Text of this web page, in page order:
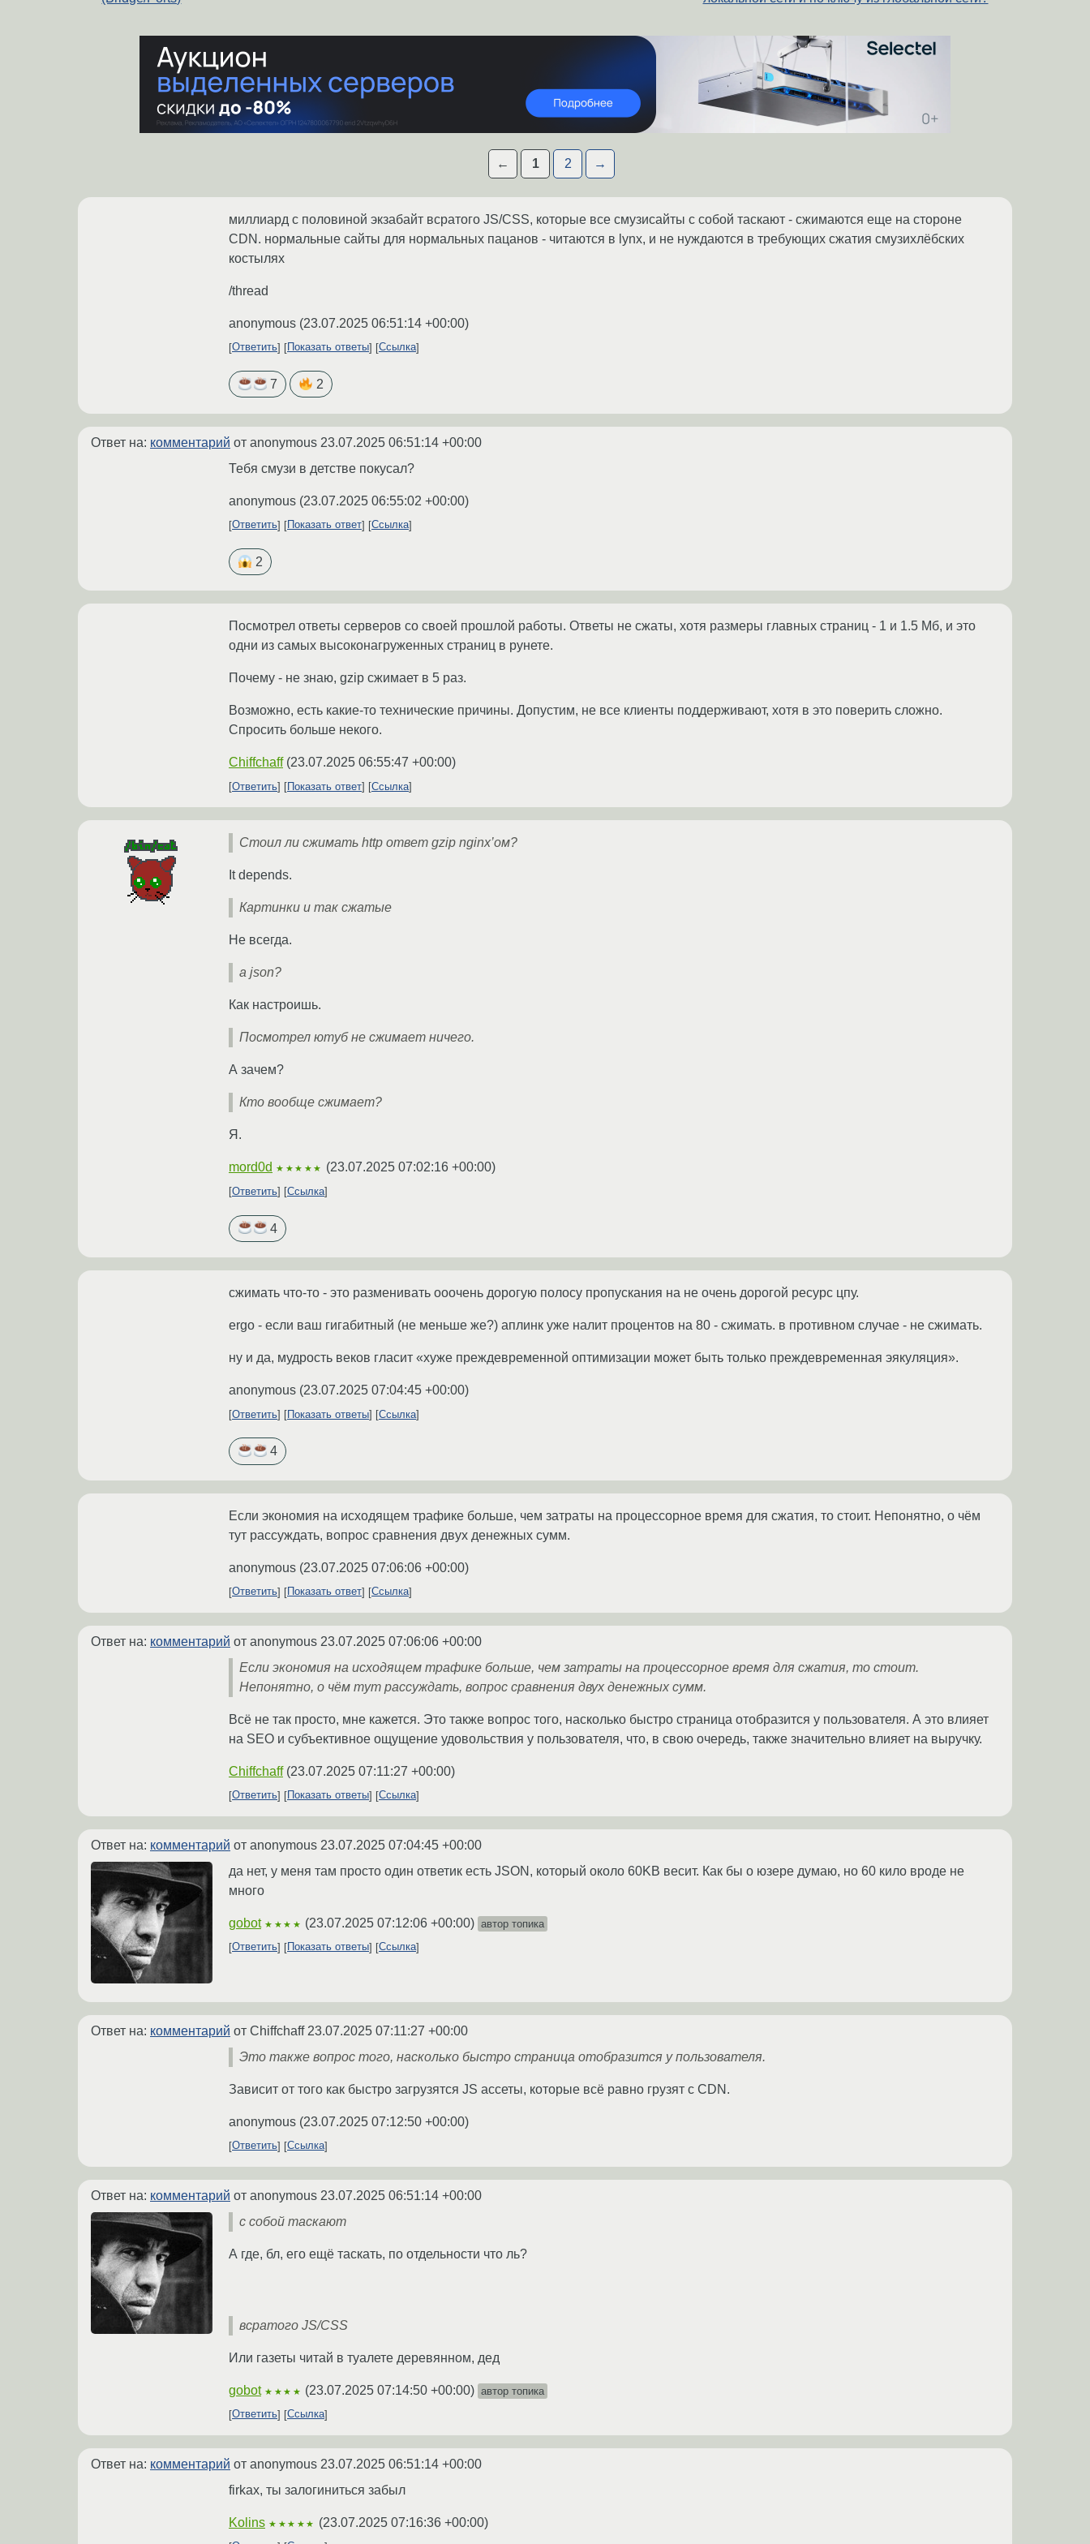
← 1 2 →
миллиард с половиной экзабайт всратого JS/CSS, которые все смузисайты с собой таскают - сжимаются еще на стороне
CDN. нормальные сайты для нормальных пацанов - читаются в lynx, и не нуждаются в требующих сжатия смузихлёбских
костылях
/thread
anonymous (23.07.2025 06:51:14 +00:00)
Ответить Показать ответы Ссылка
7 2
Ответ на: комментарий от anonymous 23.07.2025 06:51:14 +00:00
Тебя смузи в детстве покусал?
anonymous (23.07.2025 06:55:02 +00:00)
Ответить Показать ответ Ссылка
2
Посмотрел ответы серверов со своей прошлой работы. Ответы не сжаты, хотя размеры главных страниц - 1 и 1.5 Мб, и это
одни из самых высоконагруженных страниц в рунете.
Почему - не знаю, gzip сжимает в 5 раз.
Возможно, есть какие-то технические причины. Допустим, не все клиенты поддерживают, хотя в это поверить сложно.
Спросить больше некого.
Chiffchaff (23.07.2025 06:55:47 +00:00)
Ответить Показать ответ Ссылка
Стоил ли сжимать http ответ gzip nginx’ом?
It depends.
Картинки и так сжатые
Не всегда.
а json?
Как настроишь.
Посмотрел ютуб не сжимает ничего.
А зачем?
Кто вообще сжимает?
Я.
mord0d ★★★★★ (23.07.2025 07:02:16 +00:00)
Ответить Ссылка
4
сжимать что-то - это разменивать ооочень дорогую полосу пропускания на не очень дорогой ресурс цпу.
ergo - если ваш гигабитный (не меньше же?) аплинк уже налит процентов на 80 - сжимать. в противном случае - не сжимать.
ну и да, мудрость веков гласит «хуже преждевременной оптимизации может быть только преждевременная эякуляция».
anonymous (23.07.2025 07:04:45 +00:00)
Ответить Показать ответы Ссылка
4
Если экономия на исходящем трафике больше, чем затраты на процессорное время для сжатия, то стоит. Непонятно, о чём
тут рассуждать, вопрос сравнения двух денежных сумм.
anonymous (23.07.2025 07:06:06 +00:00)
Ответить Показать ответ Ссылка
Ответ на: комментарий от anonymous 23.07.2025 07:06:06 +00:00
Если экономия на исходящем трафике больше, чем затраты на процессорное время для сжатия, то стоит.
Непонятно, о чём тут рассуждать, вопрос сравнения двух денежных сумм.
Всё не так просто, мне кажется. Это также вопрос того, насколько быстро страница отобразится у пользователя. А это влияет
на SEO и субъективное ощущение удовольствия у пользователя, что, в свою очередь, также значительно влияет на выручку.
Chiffchaff (23.07.2025 07:11:27 +00:00)
Ответить Показать ответы Ссылка
Ответ на: комментарий от anonymous 23.07.2025 07:04:45 +00:00
да нет, у меня там просто один ответик есть JSON, который около 60KB весит. Как бы о юзере думаю, но 60 кило вроде не
много
gobot ★★★★ (23.07.2025 07:12:06 +00:00) автор топика
Ответить
Показать ответы Ссылка
Ответ на: комментарий от Chiffchaff 23.07.2025 07:11:27 +00:00
Это также вопрос того, насколько быстро страница отобразится у пользователя.
Зависит от того как быстро загрузятся JS ассеты, которые всё равно грузят с CDN.
anonymous (23.07.2025 07:12:50 +00:00)
Ответить Ссылка
Ответ на: комментарий от anonymous 23.07.2025 06:51:14 +00:00
с собой таскают
А где, бл, его ещё таскать, по отдельности что ль?
всратого JS/CSS
Или газеты читай в туалете деревянном, дед
gobot ★★★★ (23.07.2025 07:14:50 +00:00) автор топика
Ответить
Ссылка
Ответ на: комментарий от anonymous 23.07.2025 06:51:14 +00:00
firkax, ты залогиниться забыл
Kolins ★★★★★ (23.07.2025 07:16:36 +00:00)